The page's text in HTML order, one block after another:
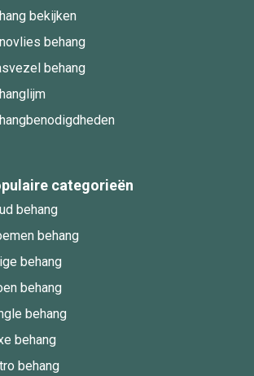
bekijken
behang
behang
categorieën
behang
behang
behang
behang
behang
behang
behang